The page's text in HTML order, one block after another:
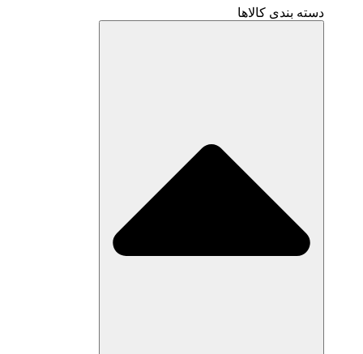
دسته بندی کالاها